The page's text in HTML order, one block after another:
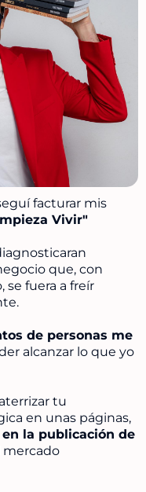
facturar mis
Vivir"
que, con
fuera a freír
de personas me
alcanzar lo que yo
tu
en unas páginas,
la publicación de
mercado